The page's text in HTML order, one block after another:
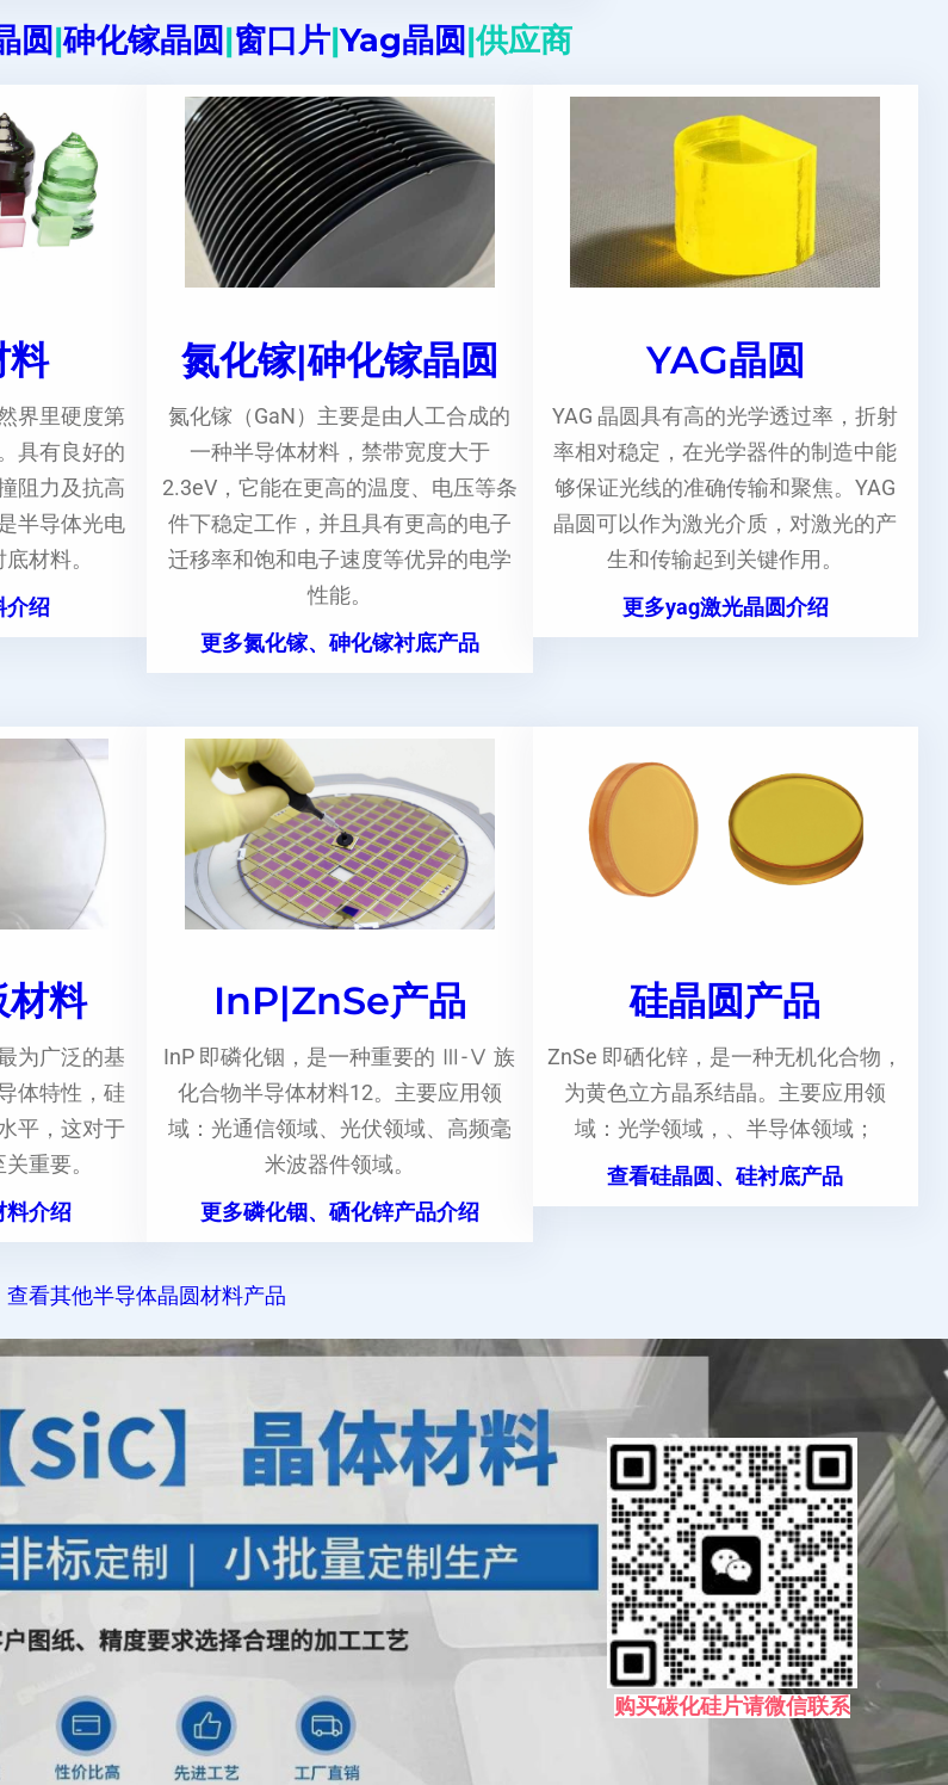
圆|砷化镓晶圆|窗口片|Yag晶圆|供应商
料
界里硬度第
具有良好的
阻力及抗高
半导体光电
材料。
介绍
氮化镓|砷化镓晶圆
氮化镓（GaN）主要是由人工合成的
一种半导体材料，禁带宽度大于
2.3eV，它能在更高的温度、电压等条
件下稳定工作，并且具有更高的电子
迁移率和饱和电子速度等优异的电学
性能。
更多氮化镓、砷化镓衬底产品
YAG晶圆
YAG 晶圆具有高的光学透过率，折射
率相对稳定，在光学器件的制造中能
够保证光线的准确传输和聚焦。YAG
晶圆可以作为激光介质，对激光的产
生和传输起到关键作用。
更多yag激光晶圆介绍
材料
为广泛的基
体特性，硅
平，这对于
重要。
料介绍
InP|ZnSe产品
InP 即磷化铟，是一种重要的 Ⅲ-Ⅴ 族
化合物半导体材料12。主要应用领
域：光通信领域、光伏领域、高频毫
米波器件领域。
更多磷化铟、硒化锌产品介绍
硅晶圆产品
ZnSe 即硒化锌，是一种无机化合物，
为黄色立方晶系结晶。主要应用领
域：光学领域，、半导体领域；
查看硅晶圆、硅衬底产品
查看其他半导体晶圆材料产品
购买碳化硅片请微信联系